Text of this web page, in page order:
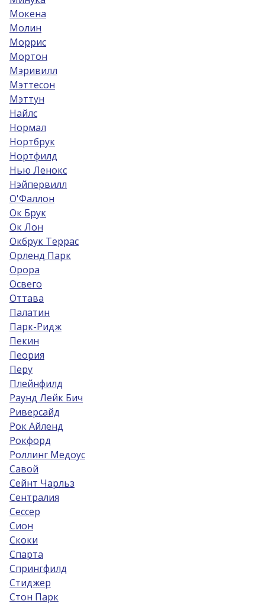
Мокена
Молин
Моррис
Мортон
Мэривилл
Мэттесон
Мэттун
Найлс
Нормал
Нортбрук
Нортфилд
Нью Ленокс
Нэйпервилл
О'Фаллон
Ок Брук
Ок Лон
Окбрук Террас
Орленд Парк
Орора
Освего
Оттава
Палатин
Парк-Ридж
Пекин
Пеория
Перу
Плейнфилд
Раунд Лейк Бич
Риверсайд
Рок Айленд
Рокфорд
Роллинг Медоус
Савой
Сейнт Чарльз
Сентралия
Сессер
Сион
Скоки
Спарта
Спрингфилд
Стиджер
Стон Парк